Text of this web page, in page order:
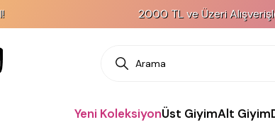
2000 TL ve Üzeri
Yeni KoleksiyonÜst GiyimAlt Giyim